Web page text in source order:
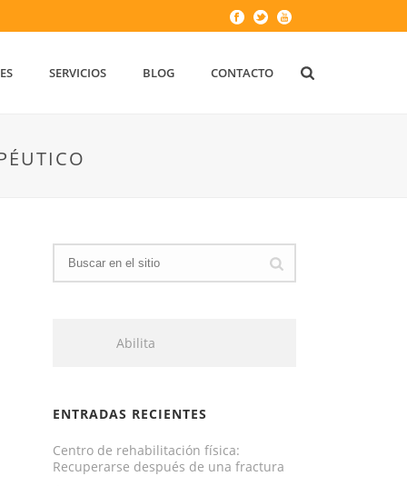
SERVICIOS BLOG CONTACTO
Abilita
ENTRADAS RECIENTES
Centro de rehabilitación física:
Recuperarse después de una fractura